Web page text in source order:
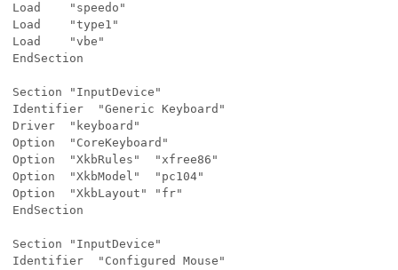
Load	"speedo"
Load	"type1"
Load	"vbe"
EndSection
Section "InputDevice"
Identifier	"Generic Keyboard"
Driver  "keyboard"
Option  "CoreKeyboard"
Option  "XkbRules"	"xfree86"
Option  "XkbModel"	"pc104"
Option  "XkbLayout"	"fr"
EndSection
Section "InputDevice"
Identifier	"Configured Mouse"